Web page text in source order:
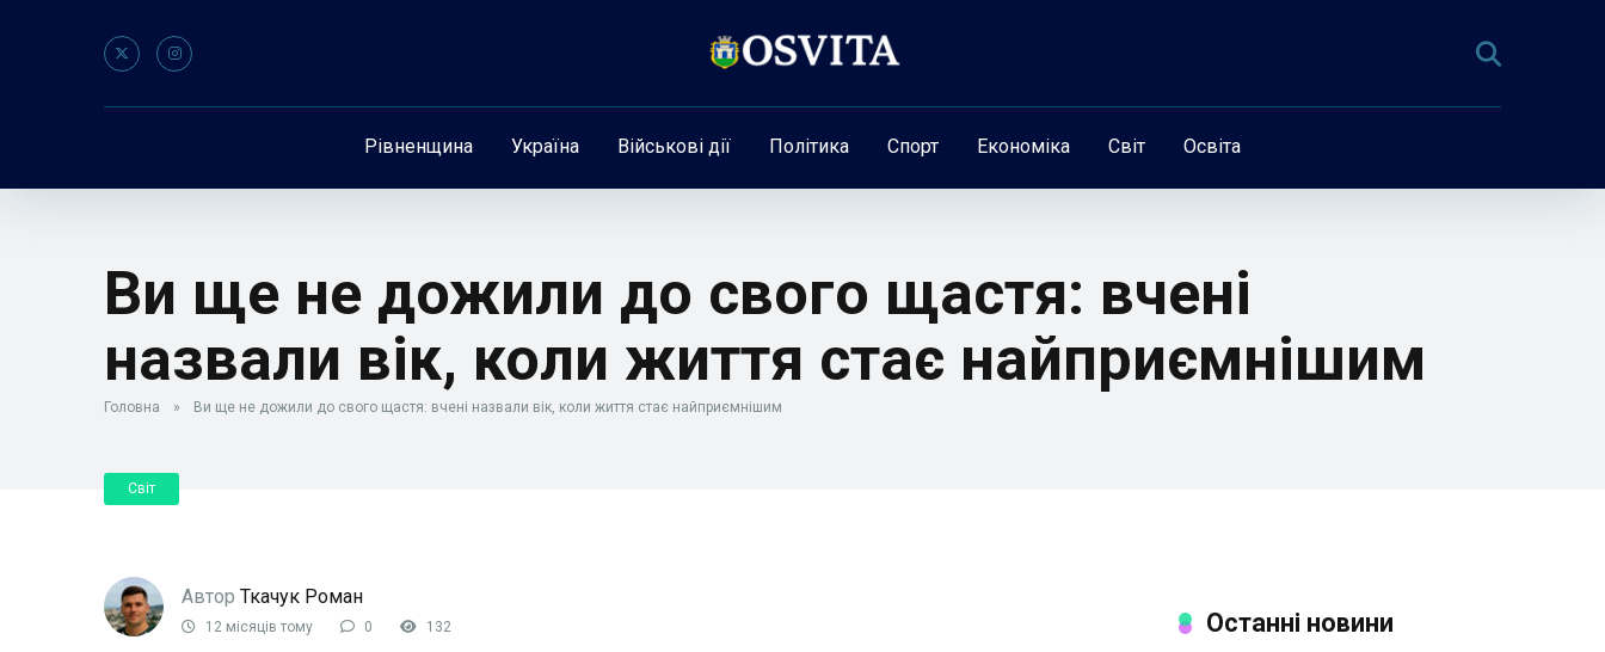
Рівненщина Україна Військові дії Політика Спорт Економіка Світ Освіта
Ви ще не дожили до свого щастя: вчені
назвали вік, коли життя стає найприємнішим
Головна » Ви ще не дожили до свого щастя: вчені назвали вік, коли життя стає найприємнішим
Світ
Автор Ткачук Роман
12 місяців тому 0 132 Останні новини